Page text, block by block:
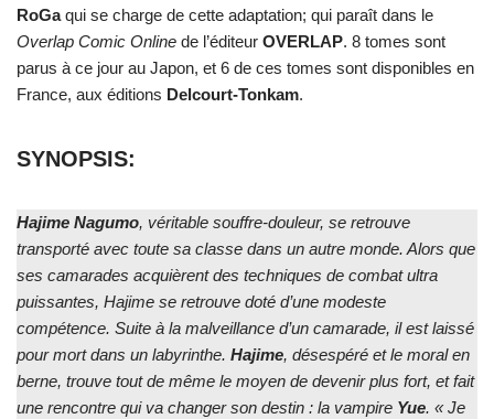
RoGaqui se charge de cette adaptation; qui paraît dans le
Overlap Comic Online de l’éditeur OVERLAP. 8 tomes sont
parus à ce jour au Japon, et 6 de ces tomes sont disponibles en
France, aux éditions Delcourt-Tonkam.
SYNOPSIS:
Hajime Nagumo, véritable souffre-douleur, se retrouve
transporté avec toute sa classe dans un autre monde. Alors que
ses camarades acquièrent des techniques de combat ultra
puissantes, Hajime se retrouve doté d’une modeste
compétence. Suite à la malveillance d’un camarade, il est laissé
pour mort dans un labyrinthe. Hajime, désespéré et le moral en
berne, trouve tout de même le moyen de devenir plus fort, et fait
une rencontre qui va changer son destin : la vampire Yue. « Je